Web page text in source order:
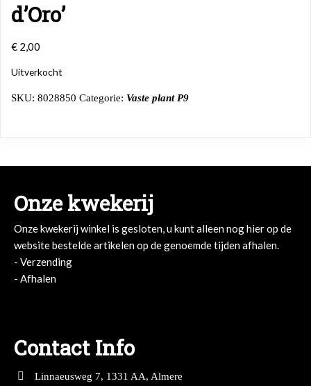
d’Oro’
€ 2,00
Uitverkocht
SKU: 8028850 Categorie: Vaste plant P9
Onze kwekerij
Onze kwekerij winkel is gesloten, u kunt alleen nog hier op de
website bestelde artikelen op de genoemde tijden afhalen.
- Verzending
- Afhalen
Contact Info
Linnaeusweg 7, 1331 AA, Almere